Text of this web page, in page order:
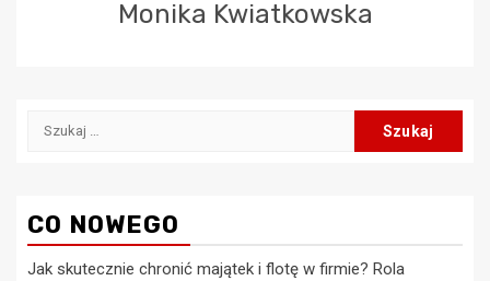
Monika Kwiatkowska
Szukaj:
CO NOWEGO
Jak skutecznie chronić majątek i flotę w firmie? Rola